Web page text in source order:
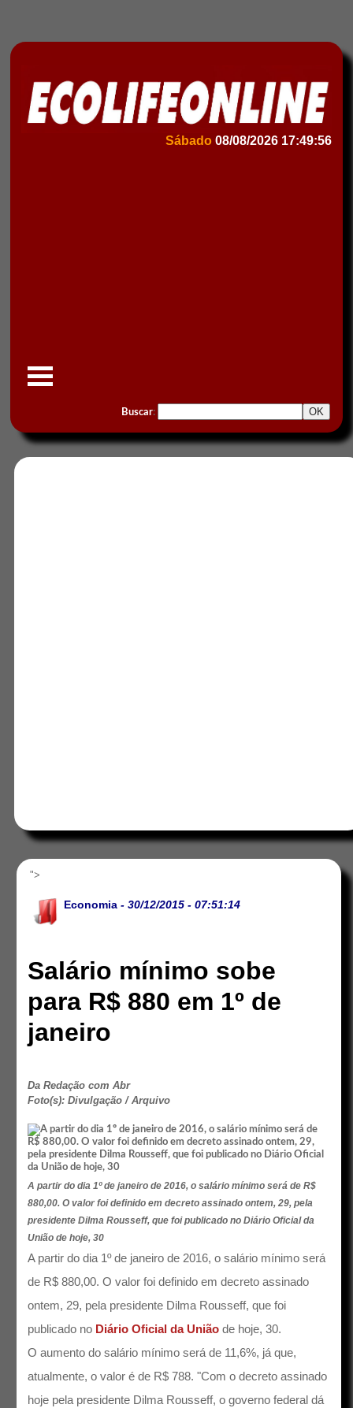
Sábado 08/08/2026 17:49:56
Buscar:
">
Economia - 30/12/2015 - 07:51:14
Salário mínimo sobe
para R$ 880 em 1º de
janeiro
Da Redação com Abr
Foto(s): Divulgação / Arquivo
A partir do dia 1º de janeiro de 2016, o salário mínimo será de R$
880,00. O valor foi definido em decreto assinado ontem, 29, pela
presidente Dilma Rousseff, que foi publicado no Diário Oficial da
União de hoje, 30
A partir do dia 1º de janeiro de 2016, o salário mínimo será
de R$ 880,00. O valor foi definido em decreto assinado
ontem, 29, pela presidente Dilma Rousseff, que foi
publicado no Diário Oficial da União de hoje, 30.
O aumento do salário mínimo será de 11,6%, já que,
atualmente, o valor é de R$ 788. "Com o decreto assinado
hoje pela presidente Dilma Rousseff, o governo federal dá